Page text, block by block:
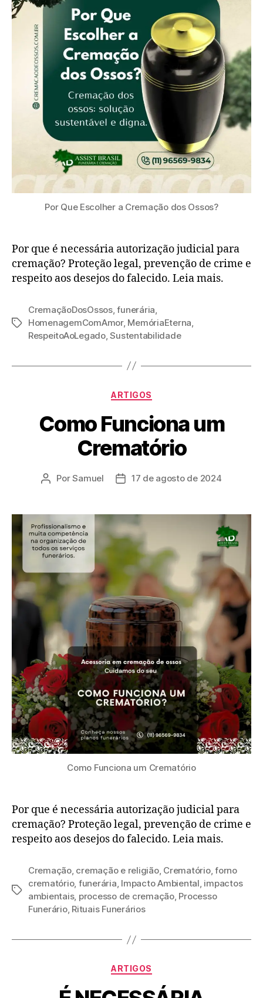
Por Que Escolher a Cremação dos Ossos?
Por que é necessária autorização judicial para
cremação? Proteção legal, prevenção de crime e
respeito aos desejos do falecido. Leia mais.
CremaçãoDosOssos,funerária,
HomenagemComAmor, MemóriaEterna,
RespeitoAoLegado,Sustentabilidade
ARTIGOS
Como Funciona um
Crematório
PorSamuel 17 de agosto de 2024
Como Funciona um Crematório
Por que é necessária autorização judicial para
cremação? Proteção legal, prevenção de crime e
respeito aos desejos do falecido. Leia mais.
Cremação, cremação e religião, Crematório,forno
crematório, funerária, Impacto Ambiental, impactos
ambientais, processo de cremação, Processo
Funerário, Rituais Funerários
ARTIGOS